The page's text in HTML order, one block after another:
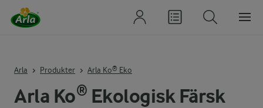
Arla Produkter Arla Ko® Eko
Arla Ko® Ekologisk Färsk